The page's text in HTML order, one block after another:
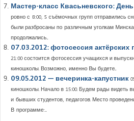
Мастер-класс Квасьневского:
ровно с 8:00, 5 съёмочных групп отправились
были разбросаны по различным уголкам
продолжались...
07.03.2012: фотосессия актёрских
21:00 состоится фотосессия учащихся и
киношколы. Возможно, именно Вы будете...
‎09.05.2012 — вечеринка-капустник
киношколы. Начало в 15:00. Будем рады видеть
и бывших студентов, педагогов. Место
В программе:...